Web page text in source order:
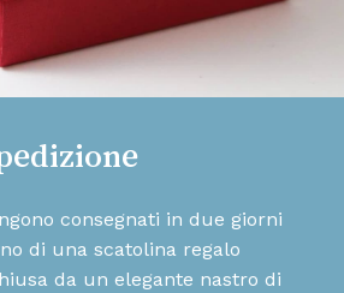
consegnati in due giorni
di una scatolina regalo
da un elegante nastro di